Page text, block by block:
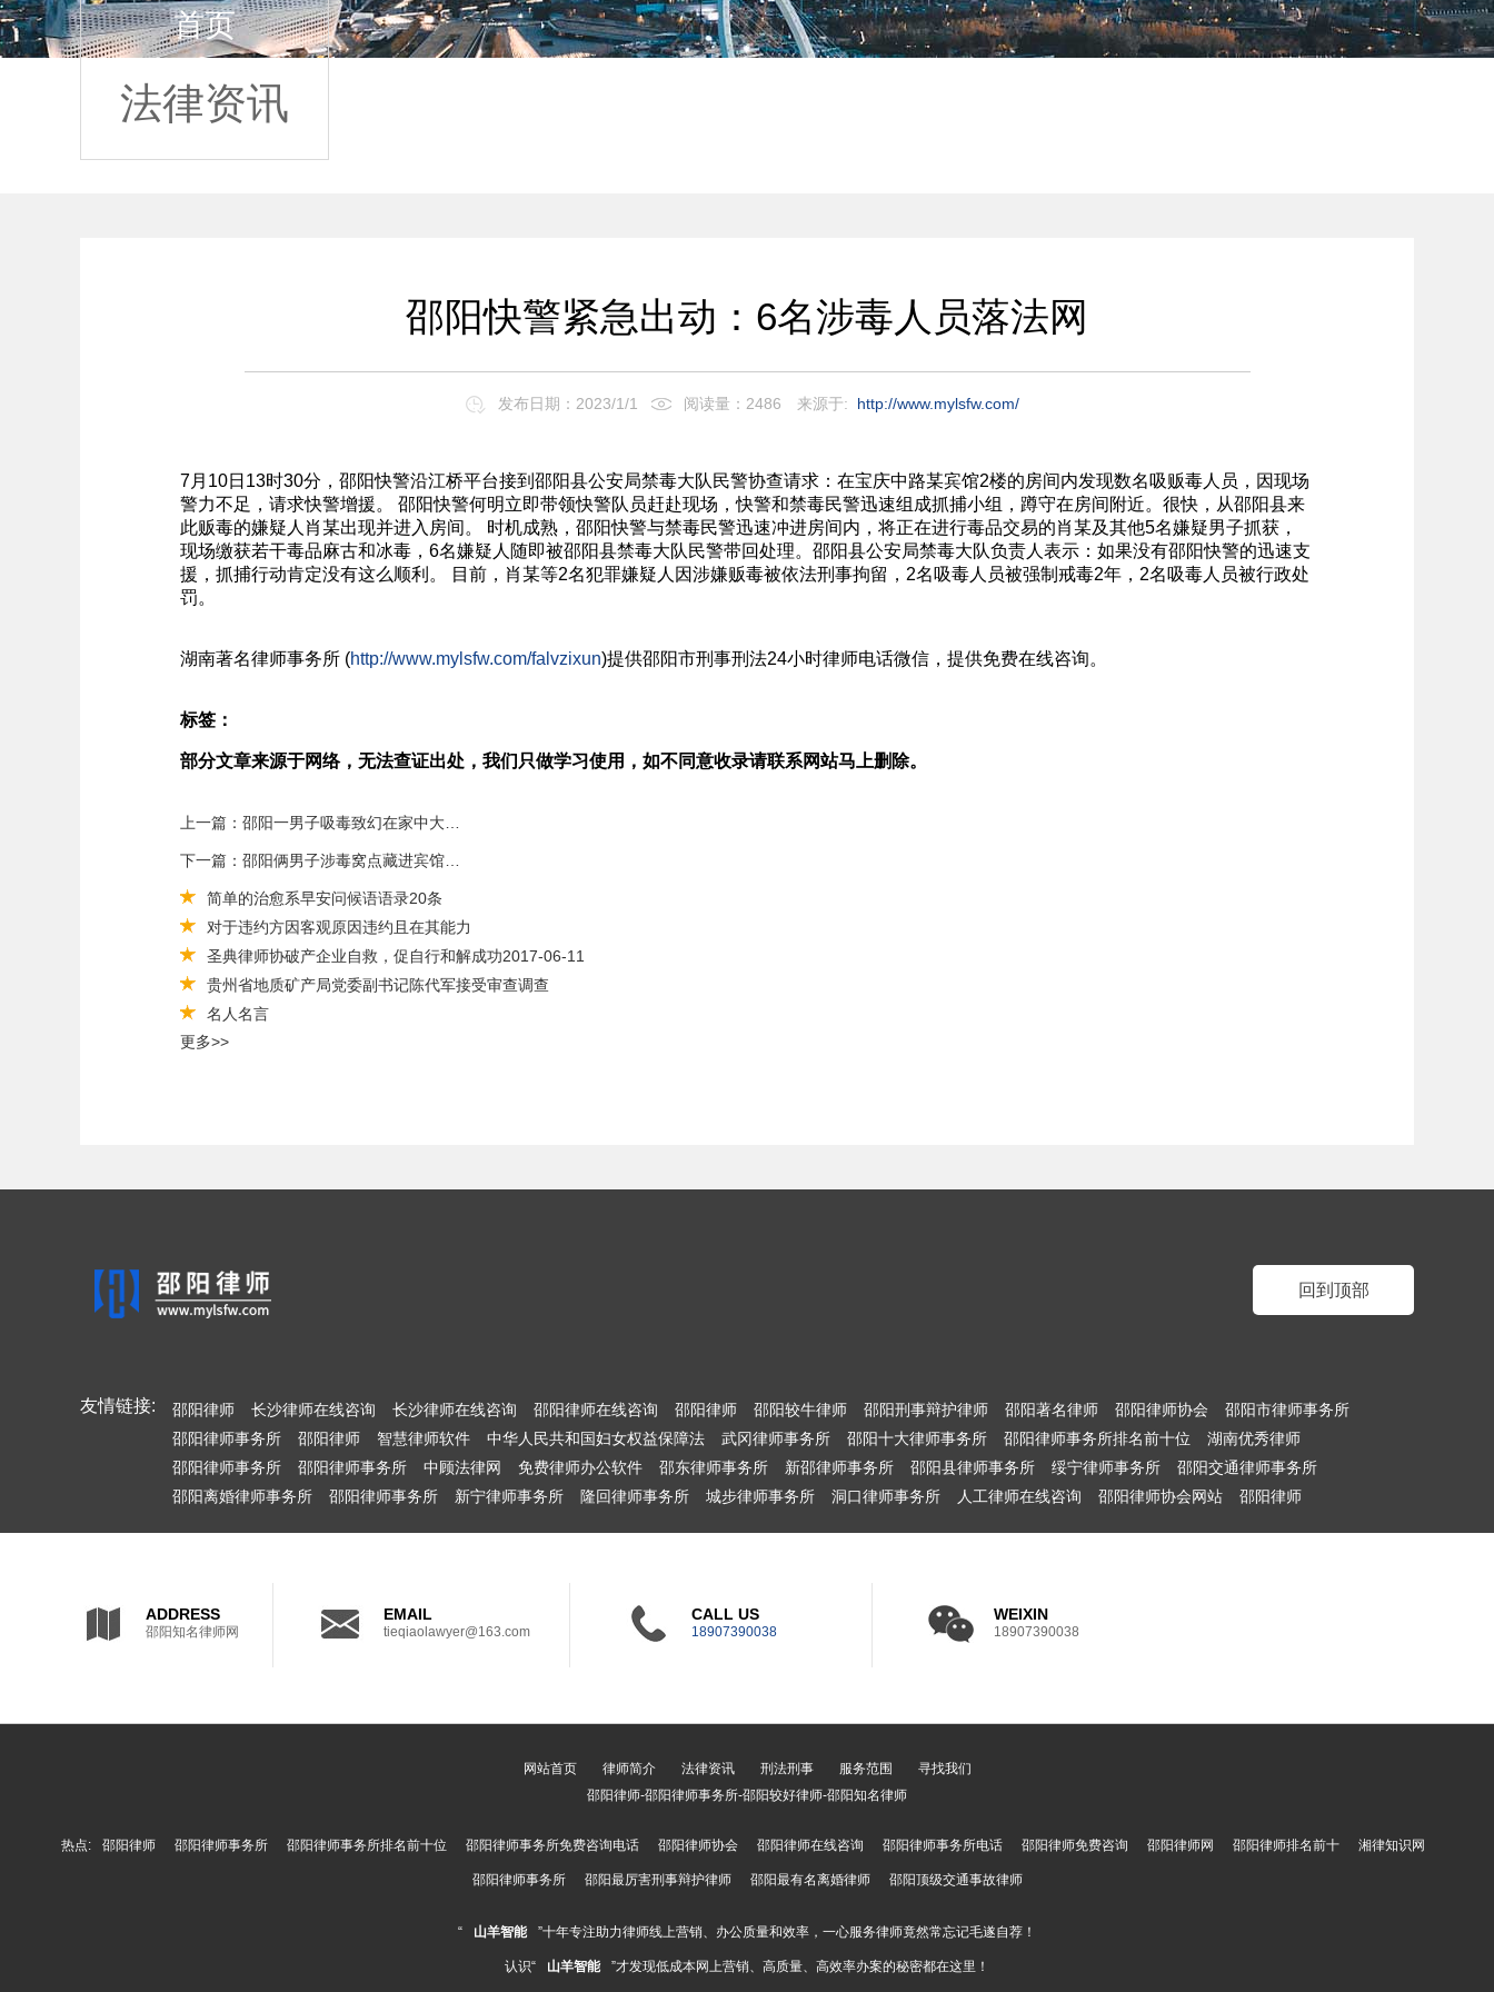
首页
法律资讯
邵阳快警紧急出动：6名涉毒人员落法网
发布日期：2023/1/1 阅读量：2486 来源于: http://www.mylsfw.com/
7月10日13时30分，邵阳快警沿江桥平台接到邵阳县公安局禁毒大队民警协查请求：在宝庆中路某宾馆2楼的房间内发现数名吸贩毒人员，因现场
警力不足，请求快警增援。 邵阳快警何明立即带领快警队员赶赴现场，快警和禁毒民警迅速组成抓捕小组，蹲守在房间附近。很快，从邵阳县来
此贩毒的嫌疑人肖某出现并进入房间。 时机成熟，邵阳快警与禁毒民警迅速冲进房间内，将正在进行毒品交易的肖某及其他5名嫌疑男子抓获，
现场缴获若干毒品麻古和冰毒，6名嫌疑人随即被邵阳县禁毒大队民警带回处理。邵阳县公安局禁毒大队负责人表示：如果没有邵阳快警的迅速支
援，抓捕行动肯定没有这么顺利。 目前，肖某等2名犯罪嫌疑人因涉嫌贩毒被依法刑事拘留，2名吸毒人员被强制戒毒2年，2名吸毒人员被行政处
罚。
湖南著名律师事务所 (http://www.mylsfw.com/falvzixun)提供邵阳市刑事刑法24小时律师电话微信，提供免费在线咨询。
标签：
部分文章来源于网络，无法查证出处，我们只做学习使用，如不同意收录请联系网站马上删除。
简单的治愈系早安问候语语录20条
对于​违约方因客观原因违约且在其能力
圣典律师协破产企业自救，促自行和解成功2017-06-11
贵州省地质矿产局党委副书记陈代军接受审查调查
名人名言
更多>>
回到顶部
友情链接: 邵阳律师 长沙律师在线咨询 长沙律师在线咨询 邵阳律师在线咨询 邵阳律师 邵阳较牛律师 邵阳刑事辩护律师 邵阳著名律师 邵阳律师协会
邵阳市律师事务所
邵阳律师事务所
邵阳律师 智慧律师软件 中华人民共和国妇女权益保障法 武冈律师事务所 邵阳十大律师事务所 邵阳律师事务所排名前十位
湖南优秀律师
邵阳律师事务所
邵阳律师事务所 中顾法律网 免费律师办公软件 邵东律师事务所 新邵律师事务所 邵阳县律师事务所 绥宁律师事务所
邵阳交通律师事务所
邵阳离婚律师事务所
邵阳律师事务所 新宁律师事务所 隆回律师事务所 城步律师事务所 洞口律师事务所 人工律师在线咨询 邵阳律师协会网站 邵阳律师
ADDRESS
邵阳知名律师网
EMAIL
tieqiaolawyer@163.com
CALL US
18907390038
WEIXIN
18907390038
网站首页 律师简介 法律资讯 刑法刑事 服务范围
寻找我们
邵阳律师-邵阳律师事务所-邵阳较好律师-邵阳知名律师
热点: 邵阳律师 邵阳律师事务所 邵阳律师事务所排名前十位 邵阳律师事务所免费咨询电话 邵阳律师协会 邵阳律师在线咨询 邵阳律师事务所电话 邵阳律师免费咨询 邵阳律师网 邵阳律师排名前十 湘律知识网
邵阳律师事务所 邵阳最厉害刑事辩护律师 邵阳最有名离婚律师 邵阳顶级交通事故律师
“ 山羊智能 ”十年专注助力律师线上营销、办公质量和效率，一心服务律师竟然常忘记毛遂自荐！
认识“ 山羊智能 ”才发现低成本网上营销、高质量、高效率办案的秘密都在这里！